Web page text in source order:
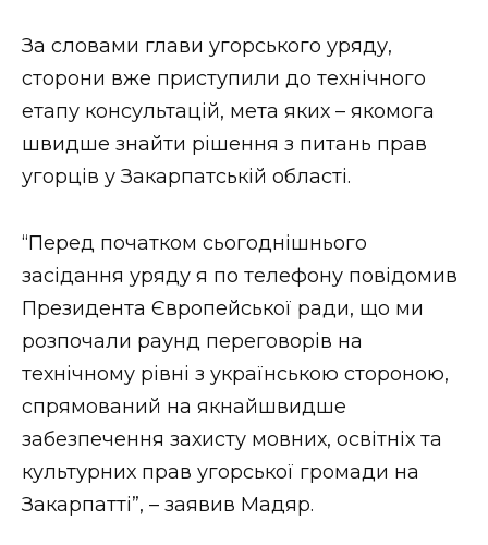
За словами глави угорського уряду,
сторони вже приступили до технічного
етапу консультацій, мета яких – якомога
швидше знайти рішення з питань прав
угорців у Закарпатській області.
“Перед початком сьогоднішнього
засідання уряду я по телефону повідомив
Президента Європейської ради, що ми
розпочали раунд переговорів на
технічному рівні з українською стороною,
спрямований на якнайшвидше
забезпечення захисту мовних, освітніх та
культурних прав угорської громади на
Закарпатті”, – заявив Мадяр.